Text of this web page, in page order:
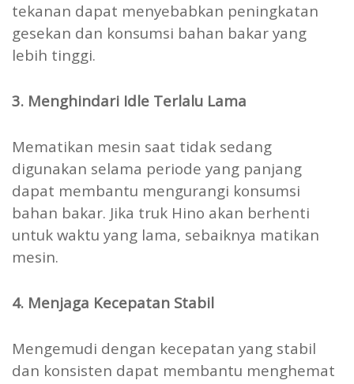
tekanan dapat menyebabkan peningkatan
gesekan dan konsumsi bahan bakar yang
lebih tinggi.
3. Menghindari Idle Terlalu Lama
Mematikan mesin saat tidak sedang
digunakan selama periode yang panjang
dapat membantu mengurangi konsumsi
bahan bakar. Jika truk Hino akan berhenti
untuk waktu yang lama, sebaiknya matikan
mesin.
4. Menjaga Kecepatan Stabil
Mengemudi dengan kecepatan yang stabil
dan konsisten dapat membantu menghemat